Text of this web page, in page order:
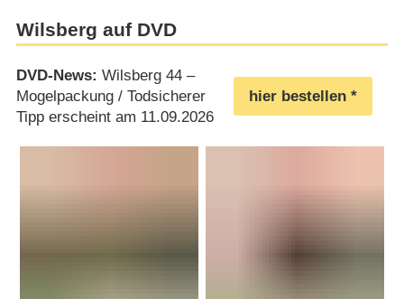
Wilsberg auf DVD
DVD-News: Wilsberg 44 –
Mogelpackung /​​ Todsicherer
Tipp erscheint am 11.09.2026
hier bestellen